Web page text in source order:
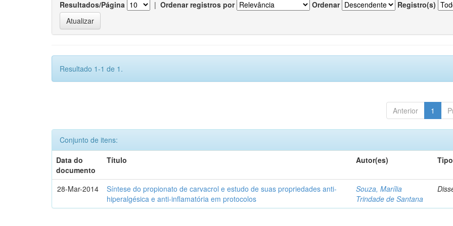
Resultados/Página | Ordenar registros por Ordenar Registro(s)
Resultado 1-1 de 1.
Anterior 1
Conjunto de itens:
Data do
documento
Título Autor(es) Tipo
28-Mar-2014
Síntese do propionato de carvacrol e estudo de suas propriedades anti-
hiperalgésica e anti-inflamatória em protocolos
Souza, Marília
Trindade de Santana